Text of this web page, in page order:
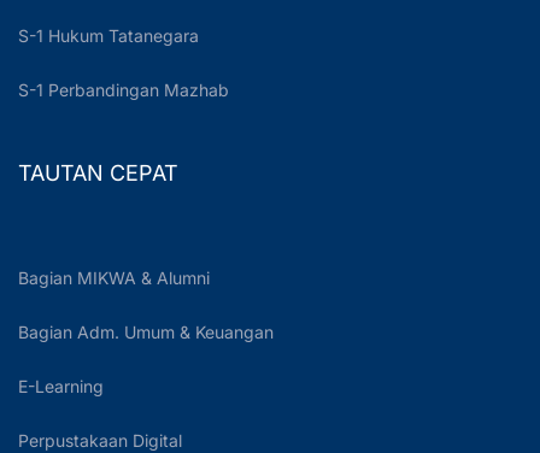
S-1 Hukum Tatanegara
S-1 Perbandingan Mazhab
TAUTAN CEPAT
Bagian MIKWA & Alumni
Bagian Adm. Umum & Keuangan
E-Learning
Perpustakaan Digital